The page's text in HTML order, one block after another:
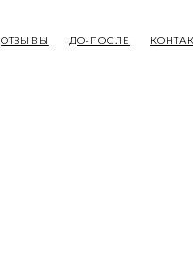
ДО-ПОСЛЕ
ОТЗЫВЫ